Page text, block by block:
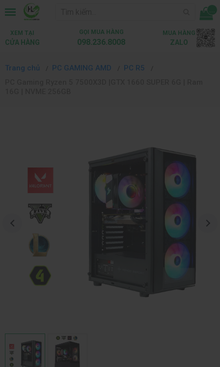
...
XEM TẠI
CỬA HÀNG
GỌI MUA HÀNG
098.236.8008
MUA HÀNG
ZALO
Trang chủ PC GAMING AMD
PC R5